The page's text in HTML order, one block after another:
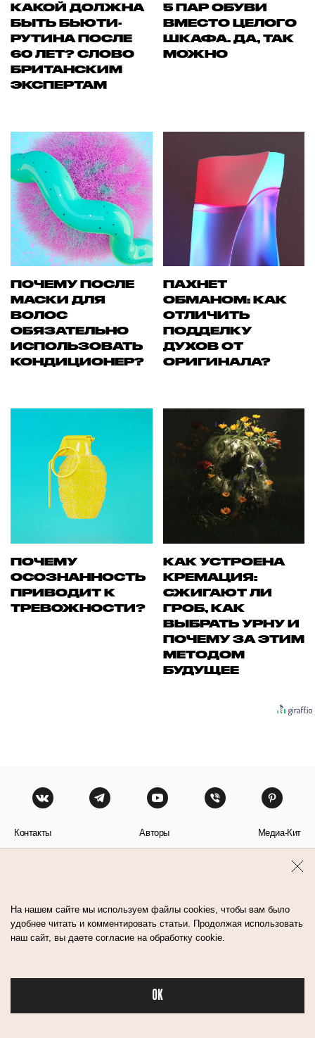
КАКОЙ ДОЛЖНА
БЫТЬ БЬЮТИ-
РУТИНА ПОСЛЕ
60 ЛЕТ? СЛОВО
БРИТАНСКИМ
ЭКСПЕРТАМ
5 ПАР ОБУВИ
ВМЕСТО ЦЕЛОГО
ШКАФА. ДА, ТАК
МОЖНО
ПОЧЕМУ ПОСЛЕ
МАСКИ ДЛЯ
ВОЛОС
ОБЯЗАТЕЛЬНО
ИСПОЛЬЗОВАТЬ
КОНДИЦИОНЕР?
ПАХНЕТ
ОБМАНОМ: КАК
ОТЛИЧИТЬ
ПОДДЕЛКУ
ДУХОВ ОТ
ОРИГИНАЛА?
ПОЧЕМУ
ОСОЗНАННОСТЬ
ПРИВОДИТ К
ТРЕВОЖНОСТИ?
КАК УСТРОЕНА
КРЕМАЦИЯ:
СЖИГАЮТ ЛИ
ГРОБ, КАК
ВЫБРАТЬ УРНУ И
ПОЧЕМУ ЗА ЭТИМ
МЕТОДОМ
БУДУЩЕЕ
Контакты Авторы Медиа-Кит
На нашем сайте мы используем файлы cookies, чтобы вам было
удобнее читать и комментировать статьи. Продолжая использовать
наш сайт, вы даете согласие на обработку cookie.
OK